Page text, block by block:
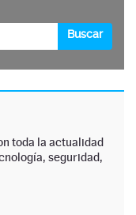
toda la actualidad
seguridad,